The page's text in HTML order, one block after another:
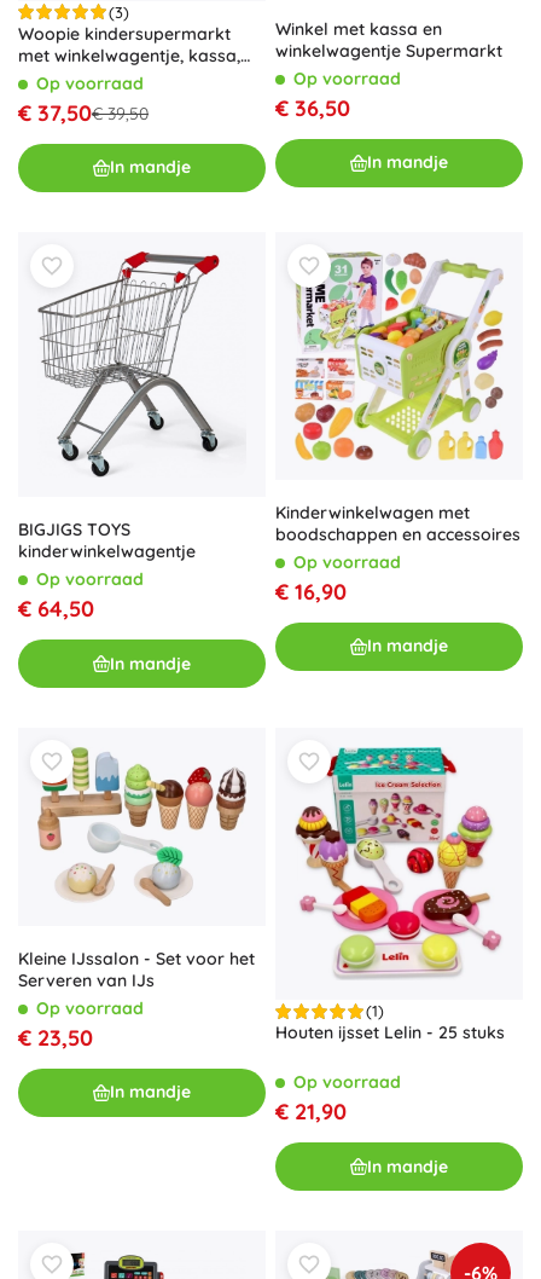
(3)
Woopie kindersupermarkt
met winkelwagentje, kassa,
scanner en 48 accessoires
Op voorraad
€ 37,50€ 39,50
In mandje
Winkel met kassa en
winkelwagentje Supermarkt
Op voorraad
€ 36,50
In mandje
BIGJIGS TOYS
kinderwinkelwagentje
Op voorraad
€ 64,50
In mandje
Kinderwinkelwagen met
boodschappen en accessoires
Op voorraad
€ 16,90
In mandje
Kleine IJssalon - Set voor het
Serveren van IJs
Op voorraad
€ 23,50
In mandje
(1)
Houten ijsset Lelin - 25 stuks
Op voorraad
€ 21,90
In mandje
-6%